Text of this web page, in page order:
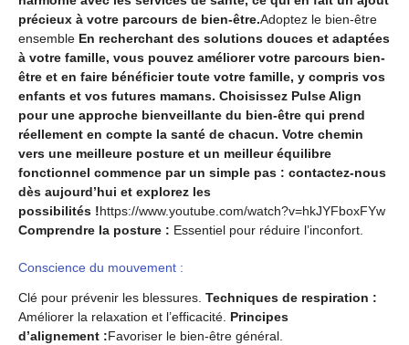
précieux à votre parcours de bien-être.Adoptez le bien-être
ensemble En recherchant des solutions douces et adaptées
à votre famille, vous pouvez améliorer votre parcours bien-
être et en faire bénéficier toute votre famille, y compris vos
enfants et vos futures mamans. Choisissez Pulse Align
pour une approche bienveillante du bien-être qui prend
réellement en compte la santé de chacun. Votre chemin
vers une meilleure posture et un meilleur équilibre
fonctionnel commence par un simple pas : contactez-nous
dès aujourd’hui et explorez les
possibilités !https://www.youtube.com/watch?v=hkJYFboxFYw
Comprendre la posture : Essentiel pour réduire l’inconfort.
Conscience du mouvement :
Clé pour prévenir les blessures. Techniques de respiration :
Améliorer la relaxation et l’efficacité. Principes
d’alignement :Favoriser le bien-être général.